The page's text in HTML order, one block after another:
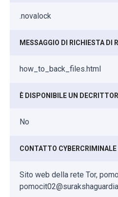
.novalock
MESSAGGIO DI RICHIESTA DI
how_to_back_files.html
È DISPONIBILE UN
No
CONTATTO CYBERCRIMINALE
Sito web della rete Tor,